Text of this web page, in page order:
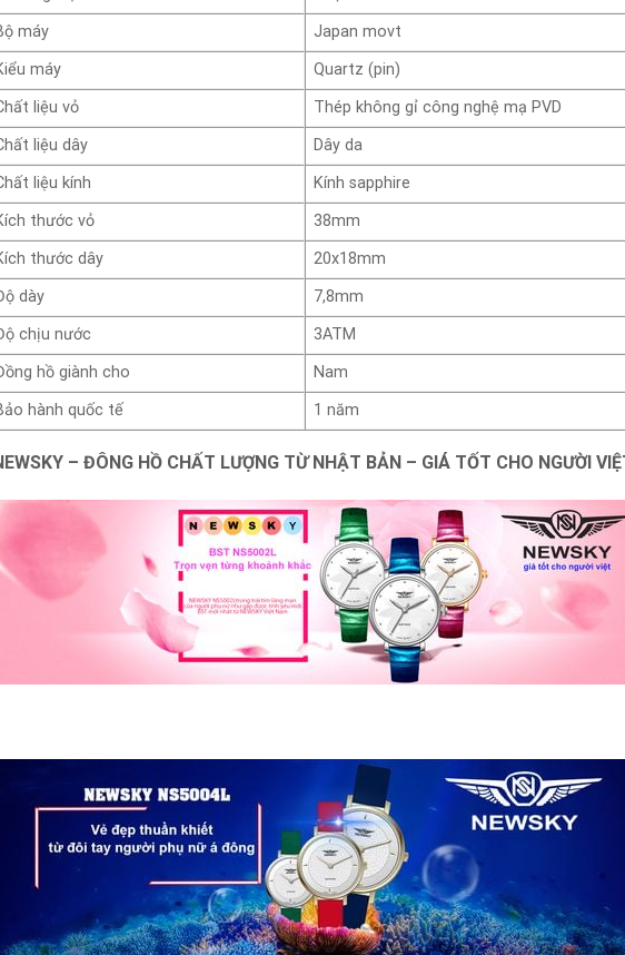
máy
Japan movt
máy
Quartz (pin)
liệu vỏ
Thép không gỉ công nghệ mạ PVD
liệu dây
Dây da
liệu kính
Kính sapphire
thước vỏ
38mm
thước dây
20x18mm
dày
7,8mm
chịu nước
3ATM
hồ giành cho
Nam
hành quốc tế
1 năm
– ĐÔNG HỒ CHẤT LƯỢNG TỪ NHẬT BẢN – GIÁ TỐT CHO NGƯỜI